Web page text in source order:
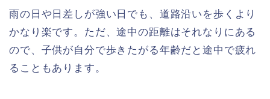
雨の日や日差しが強い日でも、道路沿いを歩くより
かなり楽です。ただ、途中の距離はそれなりにある
ので、子供が自分で歩きたがる年齢だと途中で疲れ
ることもあります。